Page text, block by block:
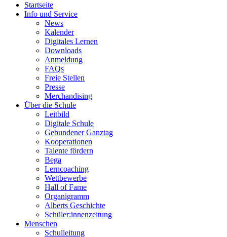
Startseite
Info und Service
News
Kalender
Digitales Lernen
Downloads
Anmeldung
FAQs
Freie Stellen
Presse
Merchandising
Über die Schule
Leitbild
Digitale Schule
Gebundener Ganztag
Kooperationen
Talente fördern
Bega
Lerncoaching
Wettbewerbe
Hall of Fame
Organigramm
Alberts Geschichte
Schüler:innenzeitung
Menschen
Schulleitung